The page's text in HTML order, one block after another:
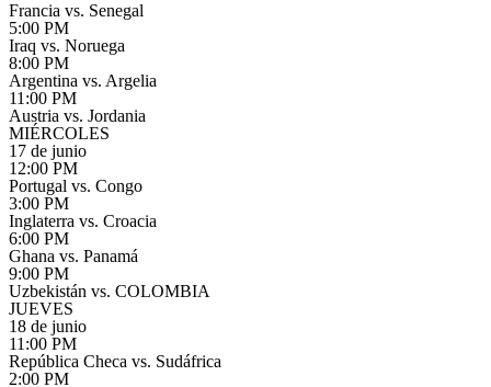
Francia vs. Senegal
5:00 PM
Iraq vs. Noruega
8:00 PM
Argentina vs. Argelia
11:00 PM
Austria vs. Jordania
MIÉRCOLES
17 de junio
12:00 PM
Portugal vs. Congo
3:00 PM
Inglaterra vs. Croacia
6:00 PM
Ghana vs. Panamá
9:00 PM
Uzbekistán vs. COLOMBIA
JUEVES
18 de junio
11:00 PM
República Checa vs. Sudáfrica
2:00 PM